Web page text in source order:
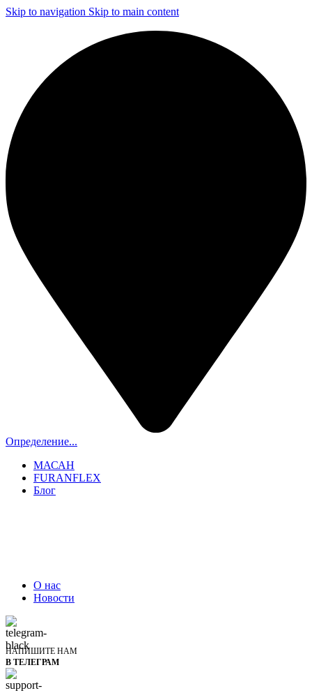
Skip to navigation Skip to main content
Определение...
МАСАН
FURANFLEX
Блог
О нас
Новости
НАПИШИТЕ НАМ
В ТЕЛЕГРАМ